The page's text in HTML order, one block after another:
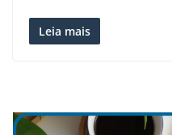
Leia mais